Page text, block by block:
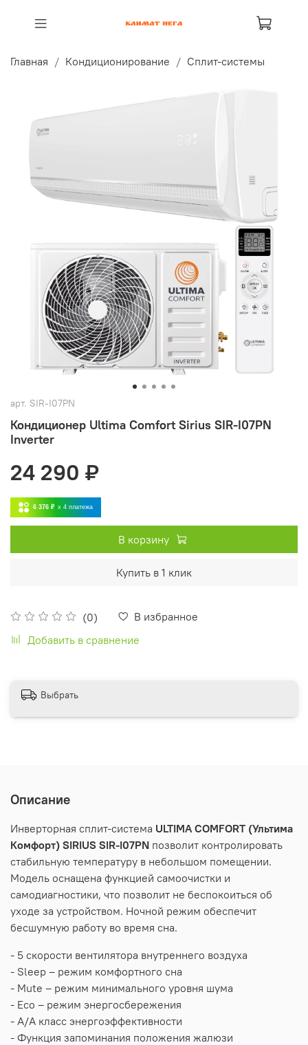
Главная Кондиционирование Сплит-системы
арт. SIR-I07PN
Кондиционер Ultima Comfort Sirius SIR-I07PN
Inverter
(0)
В избранное
Добавить в сравнение
24 290 ₽
6 376 ₽ x 4 платежа
В корзину
Купить в 1 клик
Выбрать
Описание
Инверторная сплит-система ULTIMA COMFORT (Ультима
Комфорт) SIRIUS SIR-I07PN позволит контролировать
стабильную температуру в небольшом помещении.
Модель оснащена функцией самоочистки и
самодиагностики, что позволит не беспокоиться об
уходе за устройством. Ночной режим обеспечит
бесшумную работу во время сна.
- 5 скорости вентилятора внутреннего воздуха
- Sleep – режим комфортного сна
- Mute – режим минимального уровня шума
- Eco – режим энергосбережения
- A/A класс энергоэффективности
- Функция запоминания положения жалюзи